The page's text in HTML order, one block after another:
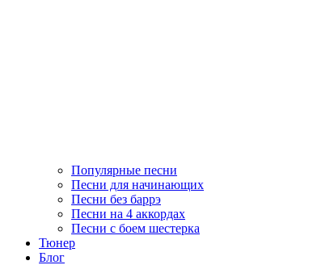
Популярные песни
Песни для начинающих
Песни без баррэ
Песни на 4 аккордах
Песни с боем шестерка
Тюнер
Блог